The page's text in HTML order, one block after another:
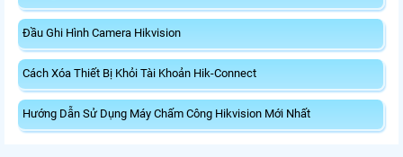
Đầu Ghi Hình Camera Hikvision
Cách Xóa Thiết Bị Khỏi Tài Khoản Hik-Connect
Hướng Dẫn Sử Dụng Máy Chấm Công Hikvision Mới Nhất